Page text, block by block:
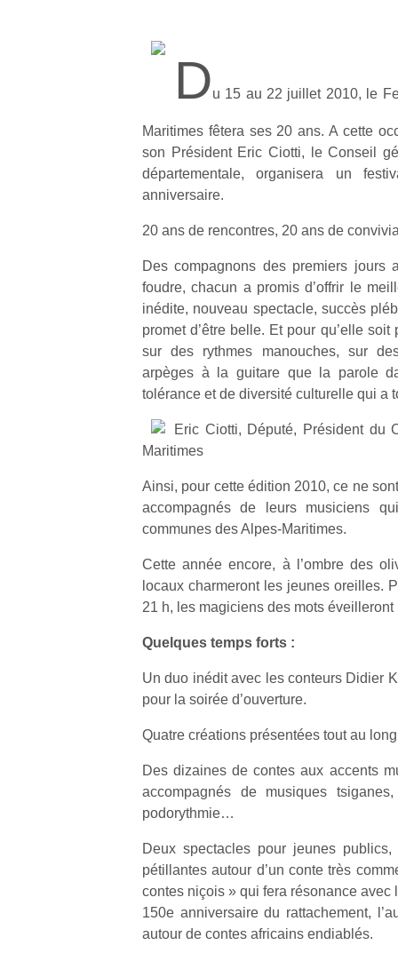
Du 15 au 22 juillet 2010, le
Maritimes fêtera ses 20 ans. A cette
son Président Eric Ciotti, le Conseil
départementale, organisera un
anniversaire.
20 ans de rencontres, 20 ans de
Des compagnons des premiers jours
foudre, chacun a promis d’offrir le
inédite, nouveau spectacle, succès
promet d’être belle. Et pour qu’elle soit
sur des rythmes manouches, sur
arpèges à la guitare que la parole
tolérance et de diversité culturelle qui a
Eric Ciotti, Député, Président du
Maritimes
Ainsi, pour cette édition 2010, ce ne
accompagnés de leurs musiciens
communes des Alpes-Maritimes.
Cette année encore, à l’ombre des
locaux charmeront les jeunes oreilles.
21 h, les magiciens des mots
Quelques temps forts :
Un duo inédit avec les conteurs Didier
pour la soirée d’ouverture.
Quatre créations présentées tout au
Des dizaines de contes aux accents
accompagnés de musiques
podorythmie…
Deux spectacles pour jeunes publics,
pétillantes autour d’un conte très
contes niçois » qui fera résonance avec
150e anniversaire du rattachement,
autour de contes africains endiablés.